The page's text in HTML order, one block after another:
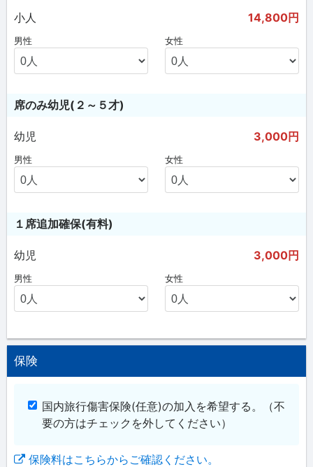
小人 14,800円
男性 女性
席のみ幼児(２～５才)
幼児 3,000円
男性 女性
１席追加確保(有料)
幼児 3,000円
男性 女性
保険
国内旅行傷害保険(任意)の加入を希望する。
（不
要の方はチェックを外してください）
保険料はこちらからご確認ください。